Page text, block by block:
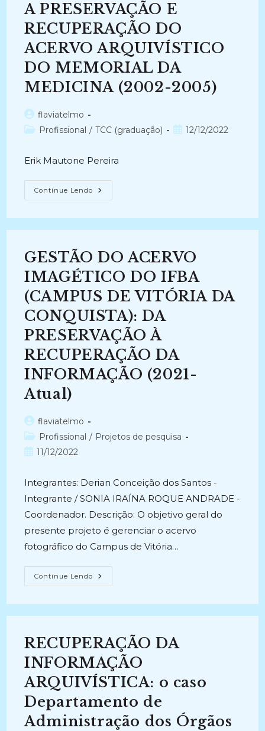
Administração
Dos
Órgãos
Colegiados
Superiores
Da
Universidade
Federal
Do
Espírito
Santo
A PRESERVAÇÃO E
RECUPERAÇÃO DO
ACERVO ARQUIVÍSTICO
DO MEMORIAL DA
MEDICINA (2002-2005)
Autor
do
flaviatelmo
Categoria
Profissional / TCC (graduação)
Post12/12/2022
Erik Mautone Pereira
Continue Lendo A
PRESERVAÇÃO
ACERVO
MEMORIAL
DA
MEDICINA
(2002-
2005)
GESTÃO DO ACERVO
IMAGÉTICO DO IFBA
(CAMPUS DE VITÓRIA DA
CONQUISTA): DA
PRESERVAÇÃO À
RECUPERAÇÃO DA
INFORMAÇÃO (2021-
Atual)
Autor
do
post:
flaviatelmo
Categoria
do
Profissional / Projetos de pesquisa
Post11/12/2022
Integrantes: Derian Conceição dos Santos -
Integrante / SONIA IRAÍNA ROQUE ANDRADE -
Coordenador. Descrição: O objetivo geral do
presente projeto é gerenciar o acervo
fotográfico do Campus de Vitória…
Continue Lendo GESTÃO
DO
IFBA
VITÓRIA
DA
CONQUISTA):
DA
PRESERVAÇÃO
À
RECUPERAÇÃO
DA
INFORMAÇÃO
(2021-
Atual)
RECUPERAÇÃO DA
INFORMAÇÃO
ARQUIVÍSTICA: o caso
Departamento de
Administração dos Órgãos